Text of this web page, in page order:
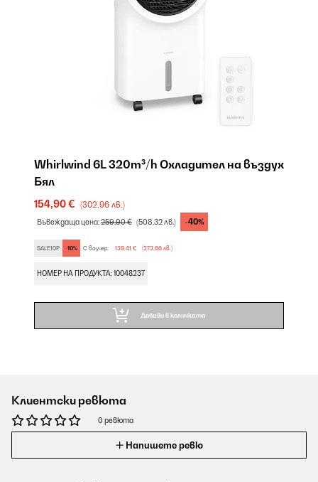
Whirlwind 6L 320m³/h Охладител на въздух
Бял
154,90 € (302,96 лв.)
Въвеждаща цена:259,90 € (508,32 лв.) -40%
SALE10P -10% С ваучер: 139,41 € (272,66 лв.)
НОМЕР НА ПРОДУКТА: 10048237
Добави в количката
Клиентски ревюта
0 ревюта
Напишете ревю